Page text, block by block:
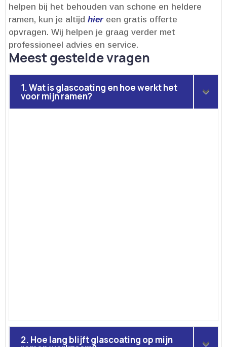
helpen bij het behouden van schone en heldere
ramen, kun je altijdhiereen gratis offerte
opvragen.​ Wij helpen je graag verder met
professioneel advies en service.​
Meest gestelde vragen
1. Wat is glascoating en hoe werkt het
voor mijn ramen?
2. Hoe lang blijft glascoating op mijn